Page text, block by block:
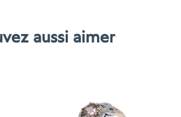
aussi aimer